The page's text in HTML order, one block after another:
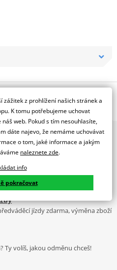
maximální ochranu Vašeho
sady.
oblečení, doplňky i náhradní
i prodeji moto vybavení
jízdy zdarma, výměna zboží
Ty volíš, jakou odměnu chceš!
zážitek z prohlížení našich stránek a
K tomu potřebujeme uchovat
web. Pokud s tím nesouhlasíte,
dáte najevo, že nemáme uchovávat
o tom, jaké informace a jakým
naleznete zde.
info
pokračovat